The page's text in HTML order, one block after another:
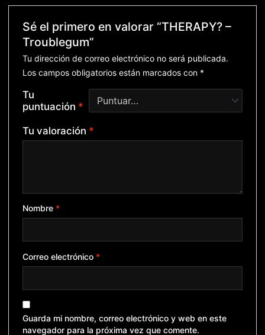
Sé el primero en valorar “THERAPY? –
Troublegum”
Tu dirección de correo electrónico no será publicada.
Los campos obligatorios están marcados con *
Tu
puntuación *
Tu valoración *
Nombre *
Correo electrónico *
Guarda mi nombre, correo electrónico y web en este
navegador para la próxima vez que comente.